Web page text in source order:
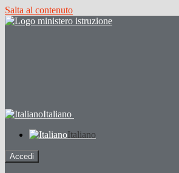
Salta al contenuto
Italiano
Italiano
Accedi